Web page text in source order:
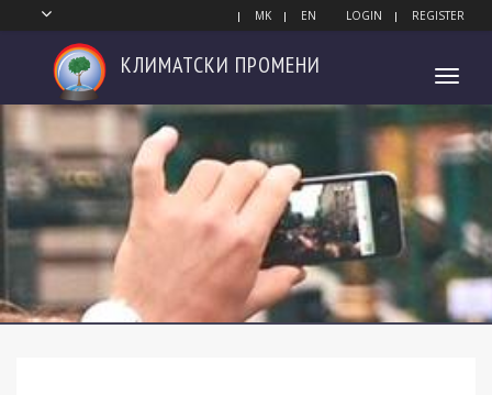
MK EN LOGIN REGISTER
Toggle
КЛИМАТСКИ ПРОМЕНИ